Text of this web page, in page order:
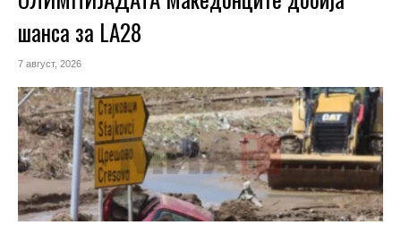
шанса за LA28
7 август, 2026